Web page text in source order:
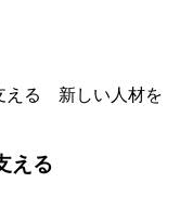
える 新しい人材を
える